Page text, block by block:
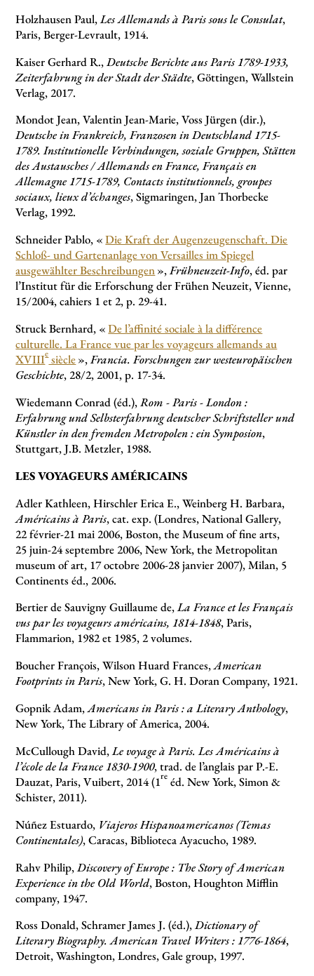
Holzhausen Paul,Les Allemands à Paris sous le Consulat,
Paris, Berger-Levrault, 1914.
Kaiser Gerhard R.,Deutsche Berichte aus Paris 1789-1933,
Zeiterfahrung in der Stadt der Städte, Göttingen, Wallstein
Verlag, 2017.
Mondot Jean, Valentin Jean-Marie, Voss Jürgen (dir.),
Deutsche in Frankreich, Franzosen in Deutschland 1715-
1789. Institutionelle Verbindungen, soziale Gruppen, Stätten
des Austausches / Allemands en France, Français en
Allemagne 1715-1789, Contacts institutionnels, groupes
sociaux, lieux d’échanges, Sigmaringen, Jan Thorbecke
Verlag, 1992.
Schneider Pablo, «Die Kraft der Augenzeugenschaft. Die
Schloß- und Gartenanlage von Versailles im Spiegel
ausgewählter Beschreibungen»,Frühneuzeit-Info, éd. par
l’Institut für die Erforschung der Frühen Neuzeit, Vienne,
15/2004, cahiers 1 et 2, p. 29-41.
Struck Bernhard, «De l’affinité sociale à la différence
culturelle. La France vue par les voyageurs allemands au
XVIIIesiècle»,Francia. Forschungen zur westeuropäischen
Geschichte, 28/2, 2001, p. 17-34.
Wiedemann Conrad (éd.),Rom - Paris - London :
Erfahrung und Selbsterfahrung deutscher Schriftsteller und
Künstler in den fremden Metropolen : ein Symposion,
Stuttgart, J.B. Metzler, 1988.
LES VOYAGEURS AMÉRICAINS
Adler Kathleen, Hirschler Erica E., Weinberg H. Barbara,
Américains à Paris, cat. exp. (Londres, National Gallery,
22 février-21 mai 2006, Boston, the Museum of fine arts,
25 juin-24 septembre 2006, New York, the Metropolitan
museum of art, 17 octobre 2006-28 janvier 2007), Milan, 5
Continents éd., 2006.
Bertier de Sauvigny Guillaume de,La France et les Français
vus par les voyageurs américains, 1814-1848, Paris,
Flammarion, 1982 et 1985, 2 volumes.
Boucher François, Wilson Huard Frances,American
Footprints in Paris, New York, G. H. Doran Company, 1921.
Gopnik Adam,Americans in Paris : a Literary Anthology,
New York, The Library of America, 2004.
McCullough David,Le voyage à Paris. Les Américains à
l’école de la France 1830-1900, trad. de l’anglais par P.-E.
Dauzat, Paris, Vuibert, 2014 (1re éd. New York, Simon &
Schister, 2011).
Núñez Estuardo, Viajeros Hispanoamericanos (Temas
Continentales), Caracas, Biblioteca Ayacucho, 1989.
Rahv Philip,Discovery of Europe : The Story of American
Experience in the Old World, Boston, Houghton Mifflin
company, 1947.
Ross Donald, Schramer James J. (éd.),Dictionary of
Literary Biography. American Travel Writers : 1776-1864,
Detroit, Washington, Londres, Gale group, 1997.